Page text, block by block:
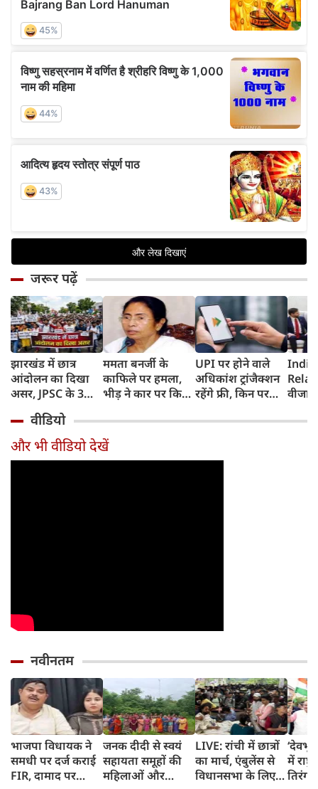
जरूर पढ़ें
झारखंड में छात्र
आंदोलन का दिखा
असर, JPSC के 3
इस्‍तीफा, प्रदर्शन को
लेकर क्या बोले CM
हेमंत सोरेन?
ममता बनर्जी के
काफिले पर हमला,
भीड़ ने कार पर किया
पुलिस पर लगा यह
आरोप
UPI पर होने वाले
अधिकांश ट्रांजैक्शन
रहेंगे फ्री, किन पर
ने दिया बड़ा अपडेट
वीजा
वीडियो
और भी वीडियो देखें
नवीनतम
भाजपा विधायक ने
समधी पर दर्ज कराई
FIR, दामाद पर
जनक दीदी से स्वयं
सहायता समूहों की
महिलाओं और
LIVE: रांची में छात्रों
का मार्च, एंबुलेंस से
विधानसभा के लिए
में
तिरंगा